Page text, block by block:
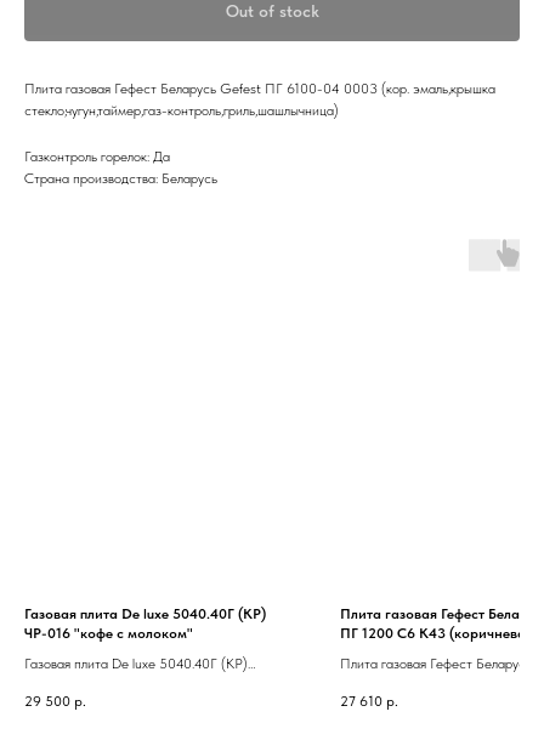
Out of stock
Плита газовая Гефест Беларусь Gefest ПГ 6100-04 0003 (кор. эмаль,крышка
стекло,чугун,таймер,газ-контроль,гриль,шашлычница)
Газконтроль горелок: Да
Страна производства: Беларусь
Газовая плита De luxe 5040.40Г (КР)
ЧР-016 "кофе с молоком"
Газовая плита De luxe 5040.40Г (КР)
29 500 р.
Плита газовая Гефест
ПГ 1200 С6 К43 (коричневая
розжиг, подсветка)
Плита газовая Гефест Беларусь
полный газ-контроль. розжиг,
27 610 р.